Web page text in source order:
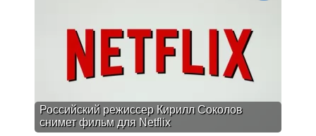
Российский режиссер Кирилл Соколов
снимет фильм для Netflix